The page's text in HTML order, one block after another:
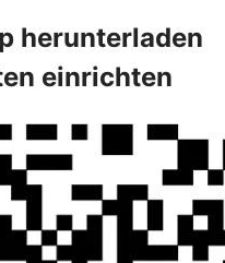
herunterladen
einrichten